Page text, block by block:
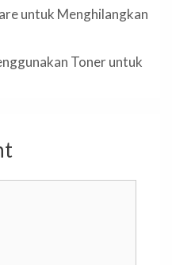
untuk Menghilangkan
Toner untuk